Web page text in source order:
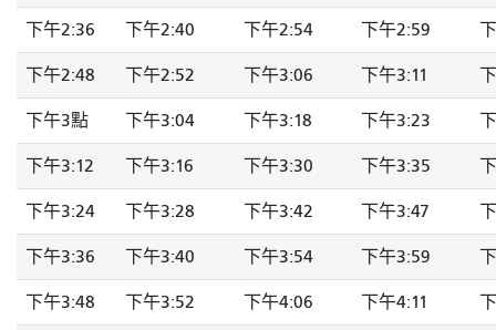
下午2:36 下午2:40 下午2:54 下午2:59
下午2:48 下午2:52 下午3:06 下午3:11
下午3點 下午3:04 下午3:18 下午3:23
下午3:12 下午3:16 下午3:30 下午3:35
下午3:24 下午3:28 下午3:42 下午3:47
下午3:36 下午3:40 下午3:54 下午3:59
下午3:48 下午3:52 下午4:06 下午4:11